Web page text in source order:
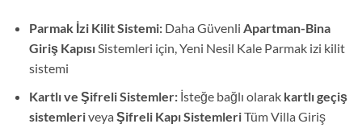
Parmak İzi Kilit Sistemi: Daha Güvenli Apartman-Bina
Giriş KapısıSistemleri için, Yeni Nesil Kale Parmak izi kilit
sistemi
Kartlı ve Şifreli Sistemler: İsteğe bağlı olarakkartlı geçiş
sistemleriveya Şifreli Kapı SistemleriTüm Villa Giriş